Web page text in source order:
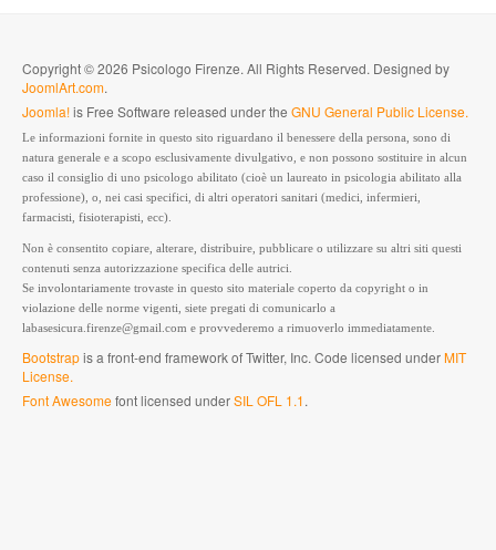
Copyright © 2026 Psicologo Firenze. All Rights Reserved. Designed by
JoomlArt.com.
Joomla!is Free Software released under the GNU General Public License.
Le informazioni fornite in questo sito riguardano il benessere della persona, sono di
natura generale e a scopo esclusivamente divulgativo, e non possono sostituire in alcun
caso il consiglio di uno psicologo abilitato (cioè un laureato in psicologia abilitato alla
professione), o, nei casi specifici, di altri operatori sanitari (medici, infermieri,
farmacisti, fisioterapisti, ecc).
Non è consentito copiare, alterare, distribuire, pubblicare o utilizzare su altri siti questi
contenuti senza autorizzazione specifica delle autrici.
Se involontariamente trovaste in questo sito materiale coperto da copyright o in
violazione delle norme vigenti, siete pregati di comunicarlo a
labasesicura.firenze@gmail.com e provvederemo a rimuoverlo immediatamente.
Bootstrapis a front-end framework of Twitter, Inc. Code licensed underMIT
License.
Font Awesomefont licensed underSIL OFL 1.1.